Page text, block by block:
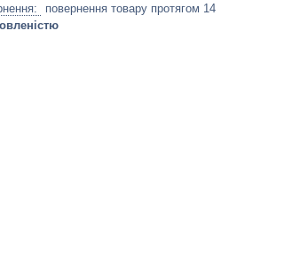
повернення товару протягом 14